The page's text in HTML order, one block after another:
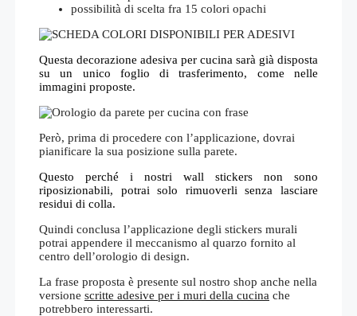
possibilità di scelta fra 15 colori opachi
Questa decorazione adesiva per cucina sarà già disposta
su un unico foglio di trasferimento, come nelle
immagini proposte.
Però, prima di procedere con l’applicazione, dovrai
pianificare la sua posizione sulla parete.
Questo perché i nostri wall stickers non sono
riposizionabili, potrai solo rimuoverli senza lasciare
residui di colla.
Quindi conclusa l’applicazione degli stickers murali
potrai appendere il meccanismo al quarzo fornito al
centro dell’orologio di design.
La frase proposta è presente sul nostro shop anche nella
versione scritte adesive per i muri della cucina che
potrebbero interessarti.